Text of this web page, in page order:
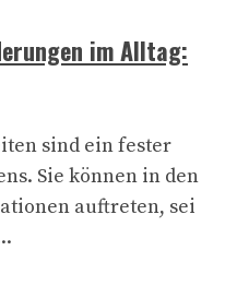
im Alltag:
sind ein fester
Sie können in den
auftreten, sei